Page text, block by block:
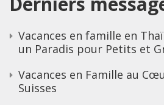
Vacances en famille en
un Paradis pour Petits et
Vacances en Famille au
Suisses